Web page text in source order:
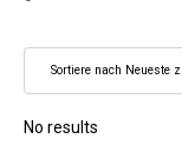
No results